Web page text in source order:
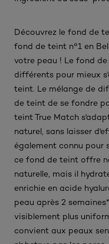
Découvrez le fond de
fond de teint n°1 en
votre peau ! Le fond
différents pour mieux
teint. Le mélange de
de teint de se fondre
teint True Match
naturel, sans laisser
également connu pour
ce fond de teint offre
naturelle, mais il
enrichie en acide
peau après 2
visiblement plus
convient aux peaux